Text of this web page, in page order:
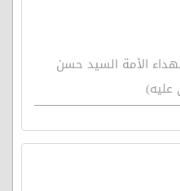
02 - سيد شهداء الأمة السيد حسن
عليه)